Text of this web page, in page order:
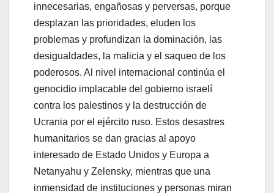
innecesarias, engañosas y perversas, porque
desplazan las prioridades, eluden los
problemas y profundizan la dominación, las
desigualdades, la malicia y el saqueo de los
poderosos. Al nivel internacional continúa el
genocidio implacable del gobierno israelí
contra los palestinos y la destrucción de
Ucrania por el ejército ruso. Estos desastres
humanitarios se dan gracias al apoyo
interesado de Estado Unidos y Europa a
Netanyahu y Zelensky, mientras que una
inmensidad de instituciones y personas miran